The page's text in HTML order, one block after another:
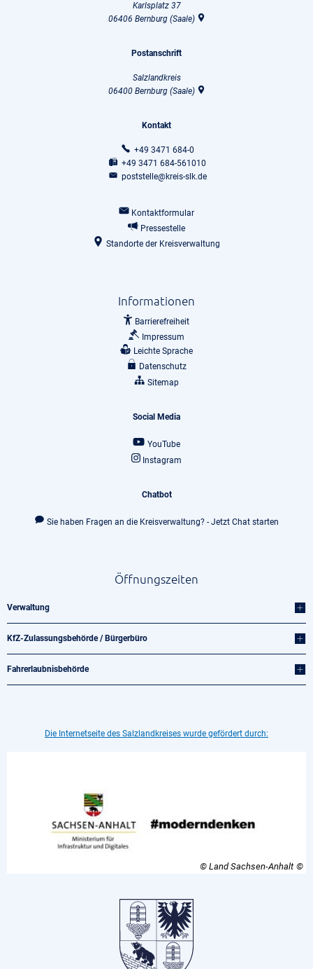
Karlsplatz 37
06406 Bernburg (Saale)
Postanschrift
Salzlandkreis
06400 Bernburg (Saale)
Kontakt
+49 3471 684-0
+49 3471 684-561010
poststelle@kreis-slk.de
Kontaktformular
Pressestelle
Standorte der Kreisverwaltung
Informationen
Barrierefreiheit
Impressum
Leichte Sprache
Datenschutz
Sitemap
Social Media
YouTube
Instagram
Chatbot
Sie haben Fragen an die Kreisverwaltung? - Jetzt Chat starten
Öffnungszeiten
Verwaltung
KfZ-Zulassungsbehörde / Bürgerbüro
Fahrerlaubnisbehörde
Die Internetseite des Salzlandkreises wurde gefördert durch:
© Land Sachsen-Anhalt